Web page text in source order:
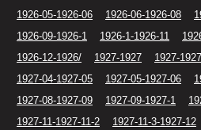
1926-05-1926-06
1926-06-1926-08
1926-09-1926-1
1926-1-1926-11
1926-12-1926/
1927-1927 1927-
1927-04-1927-05
1927-05-1927-06
1927-08-1927-09
1927-09-1927-1
1927-11-1927-11-2
1927-11-3-1927-12